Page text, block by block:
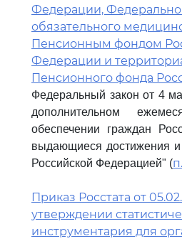
Федерации,
обязательного
Пенсионным фондом
Федерации и
Пенсионного фонда
Федеральный закон от 4
дополнительном
обеспечении граждан
выдающиеся достижения и
Российской Федерацией" (
Приказ Росстата от
утверждении
инструментария для